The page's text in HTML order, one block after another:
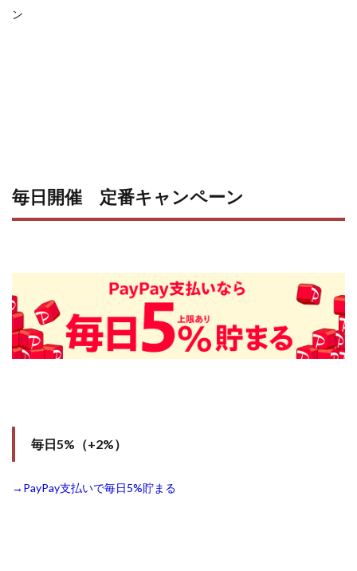
ン
毎日開催 定番キャンペーン
毎日5%（+2%）
→PayPay支払いで毎日5%貯まる